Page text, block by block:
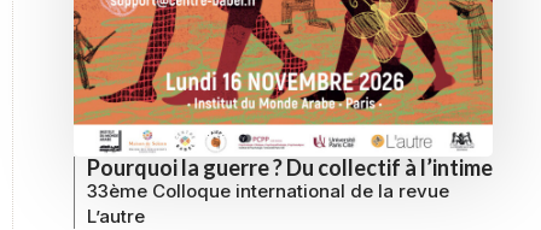
Pourquoi la guerre ? Du collectif à l’intime
33ème Colloque international de la revue
L’autre